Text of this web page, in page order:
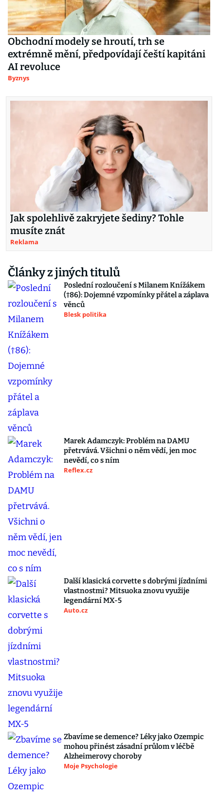
Obchodní modely se hroutí, trh se
extrémně mění, předpovídají čeští kapitáni
AI revoluce
Byznys
Jak spolehlivě zakryjete šediny? Tohle
musíte znát
Reklama
Články z jiných titulů
Poslední rozloučení s Milanem Knížákem
(†86): Dojemné vzpomínky přátel a záplava
věnců
Blesk politika
Marek Adamczyk: Problém na DAMU
přetrvává. Všichni o něm vědí, jen moc
nevědí, co s ním
Reflex.cz
Další klasická corvette s dobrými jízdními
vlastnostmi? Mitsuoka znovu využije
legendární MX-5
Auto.cz
Zbavíme se demence? Léky jako Ozempic
mohou přinést zásadní průlom v léčbě
Alzheimerovy choroby
Moje Psychologie